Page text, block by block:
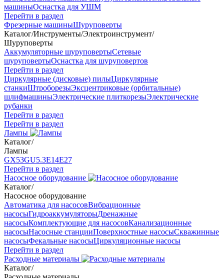
машиныОснастка для УШМ
Перейти в раздел
Фрезерные машиныШуруповерты
Каталог/Инструменты/Электроинструмент/
Шуруповерты
Аккумуляторные шуруповертыСетевые
шуруповертыОснастка для шуруповертов
Перейти в раздел
Циркулярные (дисковые) пилыЦиркулярные
станкиШтроборезыЭксцентриковые (орбитальные)
шлифмашиныЭлектрические плиткорезыЭлектрические
рубанки
Перейти в раздел
Перейти в раздел
Лампы
Каталог/
Лампы
GX53GU5.3Е14Е27
Перейти в раздел
Насосное оборудование
Каталог/
Насосное оборудование
Автоматика для насосовВибрационные
насосыГидроаккумуляторыДренажные
насосыКомплектующие для насосовКанализационные
насосыНасосные станцииПоверхностные насосыСкважинные
насосыФекальные насосыЦиркуляционные насосы
Перейти в раздел
Расходные материалы
Каталог/